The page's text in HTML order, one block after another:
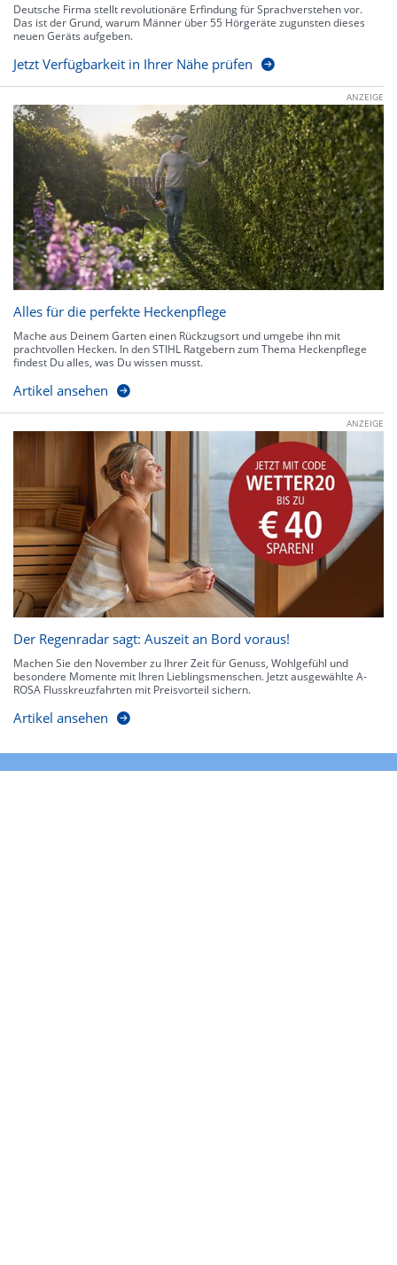
Deutsche Firma stellt revolutionäre Erfindung für Sprachverstehen vor.
Das ist der Grund, warum Männer über 55 Hörgeräte zugunsten dieses
neuen Geräts aufgeben.
Jetzt Verfügbarkeit in Ihrer Nähe prüfen
ANZEIGE
Alles für die perfekte Heckenpflege
Mache aus Deinem Garten einen Rückzugsort und umgebe ihn mit
prachtvollen Hecken. In den STIHL Ratgebern zum Thema Heckenpflege
findest Du alles, was Du wissen musst.
Artikel ansehen
ANZEIGE
Der Regenradar sagt: Auszeit an Bord voraus!
Machen Sie den November zu Ihrer Zeit für Genuss, Wohlgefühl und
besondere Momente mit Ihren Lieblingsmenschen. Jetzt ausgewählte A-
ROSA Flusskreuzfahrten mit Preisvorteil sichern.
Artikel ansehen